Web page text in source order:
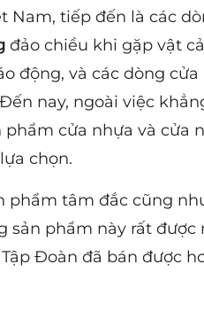
Nam, tiếp đến là các
đảo chiều khi gặp vật
động, và các dòng
nay, ngoài việc
phẩm cửa nhựa và cửa
chọn.
phẩm tâm đắc cũng
sản phẩm này rất
Đoàn đã bán được